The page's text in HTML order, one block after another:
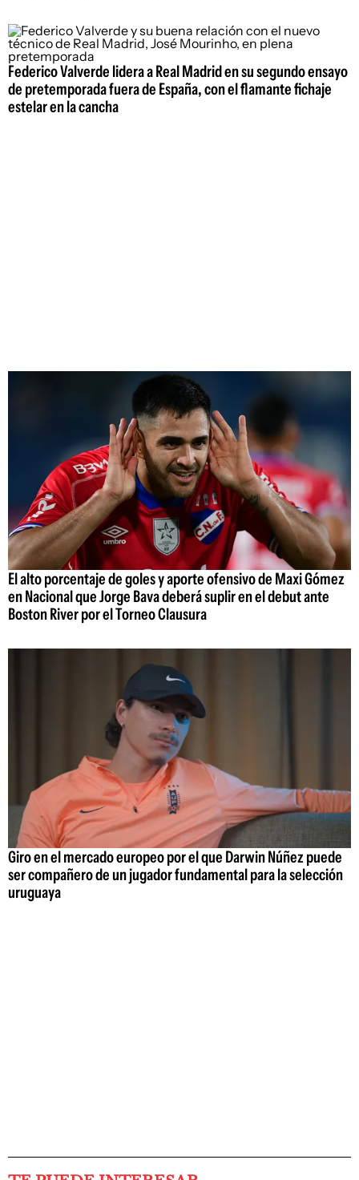
Federico Valverde lidera a Real Madrid en su segundo ensayo
de pretemporada fuera de España, con el flamante fichaje
estelar en la cancha
El alto porcentaje de goles y aporte ofensivo de Maxi Gómez
en Nacional que Jorge Bava deberá suplir en el debut ante
Boston River por el Torneo Clausura
Giro en el mercado europeo por el que Darwin Núñez puede
ser compañero de un jugador fundamental para la selección
uruguaya